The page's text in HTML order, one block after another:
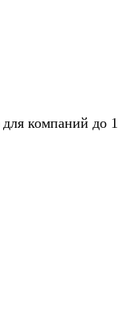
для компаний до 1